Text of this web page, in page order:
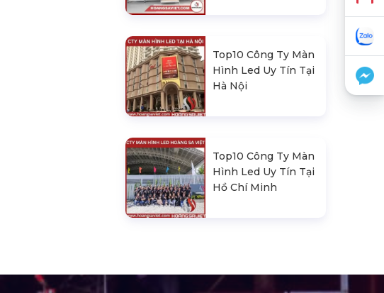
Top10 Công Ty Màn
Hình Led Uy Tín Tại
Hà Nội
Top10 Công Ty Màn
Hình Led Uy Tín Tại
Hồ Chí Minh